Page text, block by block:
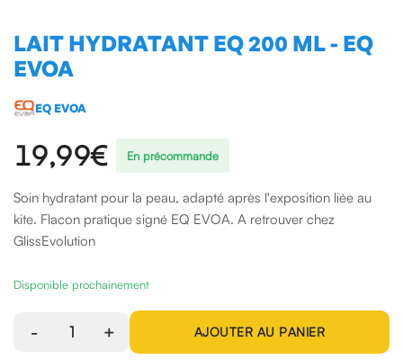
LAIT HYDRATANT EQ 200 ML - EQ
EVOA
EQ EVOA
19,99€ En précommande
Soin hydratant pour la peau, adapté après l'exposition liée au
kite. Flacon pratique signé EQ EVOA. A retrouver chez
GlissEvolution
Disponible prochainement
- 1 + AJOUTER AU PANIER